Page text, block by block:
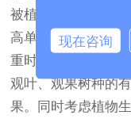
被植物，形成层次
高单位面积绿量，
重时序变化，通过
观叶、观果树种的
果。同时考虑植物
现在咨询